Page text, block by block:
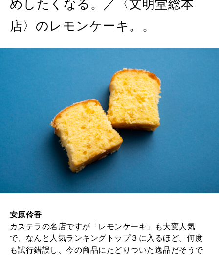
めしたくなる。／〈文明堂総本
店〉のレモンケーキ。。
安原伶香
カステラの名店ですが「レモンケーキ」も大変人気
で、なんと人気ランキングトップ３に入るほど。何度
も試行錯誤し、今の商品にたどりついた逸品だそうで